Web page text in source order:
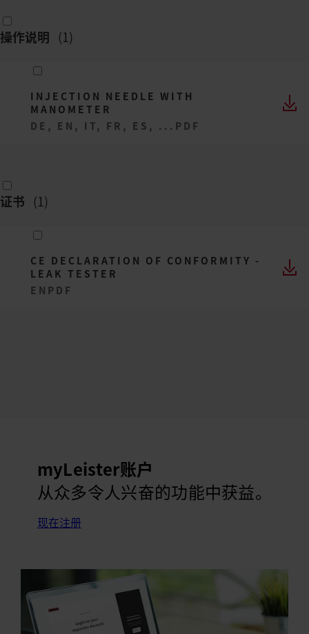
操作说明 (1)
INJECTION NEEDLE WITH
MANOMETER
DE, EN, IT, FR, ES, ... PDF
证书 (1)
CE DECLARATION OF CONFORMITY -
LEAK TESTER
EN PDF
myLeister账户
从众多令人兴奋的功能中获益。
现在注册